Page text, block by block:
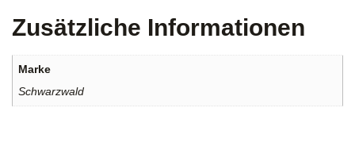
Zusätzliche Informationen
Marke
Schwarzwald